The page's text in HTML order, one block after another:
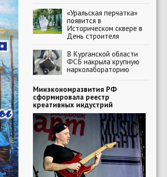
«Уральская перчатка»
появится в
Историческом сквере в
День строителя
В Курганской области
ФСБ накрыла крупную
нарколабораторию
Минэкономразвития РФ
сформировала реестр
креативных индустрий